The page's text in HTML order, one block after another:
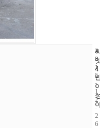
4
4
3
2
0
1
5
-
1
2
-
2
6